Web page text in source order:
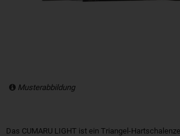
Musterabbildung
Das CUMARU LIGHT ist ein Triangel-